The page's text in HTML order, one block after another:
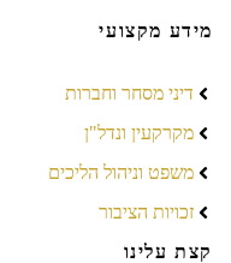
מידע מקצועי
דיני מסחר וחברות
מקרקעין ונדל"ן
משפט וניהול הליכים
זכויות הציבור
קצת עלינו